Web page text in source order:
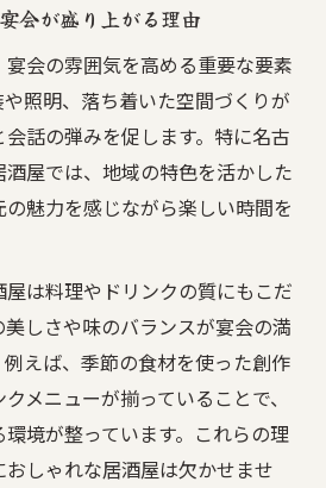
会が盛り上がる理由
会の雰囲気を高める重要な要素
照明、落ち着いた空間づくりが
話の弾みを促します。特に名古
屋では、地域の特色を活かした
魅力を感じながら楽しい時間を
は料理やドリンクの質にもこだ
しさや味のバランスが宴会の満
えば、季節の食材を使った創作
メニューが揃っていることで、
境が整っています。これらの理
しゃれな居酒屋は欠かせませ